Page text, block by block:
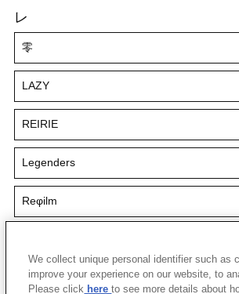
レ
零
LAZY
REIRIE
Legenders
Reφilm
We collect unique personal identifier such as
improve your experience on our website, to
Please click hereto see more details about